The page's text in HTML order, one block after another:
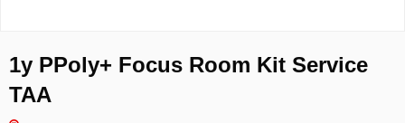
1y PPoly+ Focus Room Kit Service
TAA